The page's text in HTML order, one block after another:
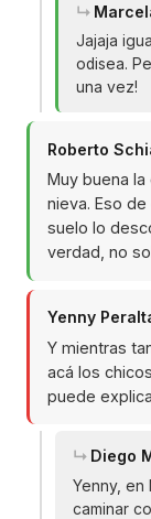
Jajaja
odisea.
una vez!
Roberto
Muy buena
nieva. Eso
suelo lo
verdad, no
Yenny
Y mientras
acá los
puede
Diego
Yenny,
caminar